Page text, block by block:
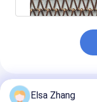
ProdutosElsa Zhang